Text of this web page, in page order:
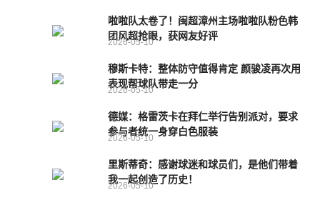
啦啦队太卷了！闽超漳州主场啦啦队粉色韩
团风超抢眼，获网友好评
2026-05-10
穆斯卡特：整体防守值得肯定 颜骏凌再次用
表现帮球队带走一分
2026-05-10
德媒：格雷茨卡在拜仁举行告别派对，要求
参与者统一身穿白色服装
2026-05-10
里斯蒂奇：感谢球迷和球员们，是他们带着
我一起创造了历史！
2026-05-10